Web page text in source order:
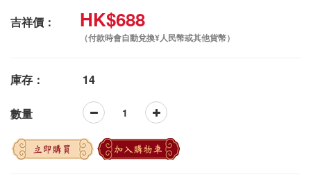
吉祥價： HK$688
（付款時會自動兌換¥人民幣或其他貨幣）
庫存： 14
數量
立即購買 加入購物車